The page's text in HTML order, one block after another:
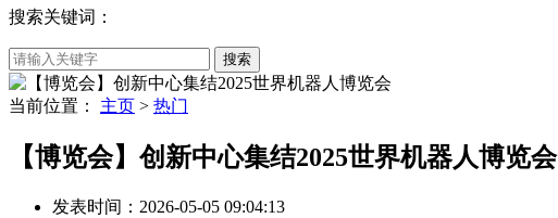
搜索关键词：
当前位置： 主页 > 热门
【博览会】创新中心集结2025世界机器人博览会
发表时间：2026-05-05 09:04:13